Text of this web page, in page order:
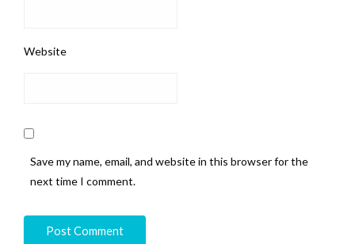
Website
Save my name, email, and website in this browser for the
next time I comment.